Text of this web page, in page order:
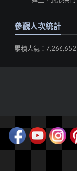
參觀人次統計
累積人氣：7,266,652